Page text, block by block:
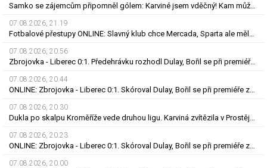
Samko se zájemcům připomněl gólem: Karviné jsem vděčný! Kam může odejít Štorman?
07.08.2026, 21.19
Fotbalové přestupy ONLINE: Slavný klub chce Mercada, Sparta ale měla nabídku odmítnout
07.08.2026, 20.56
Zbrojovka - Liberec 0:1. Předehrávku rozhodl Dulay, Bořil se při premiéře za Slovan zranil
07.08.2026, 20.44
ONLINE: Zbrojovka - Liberec 0:1. Skóroval Dulay, Bořil se při premiéře za Slovan zranil
07.08.2026, 20.30
Dukla po skalpu Kroměříže vede druhou ligu. Karviná zvítězila v Prostějově, remíza Ústí
07.08.2026, 20.23
ONLINE: Zbrojovka - Liberec 0:1. Skóroval Dulay, Bořil se při premiéře za Slovan zranil
07.08.2026, 20.00